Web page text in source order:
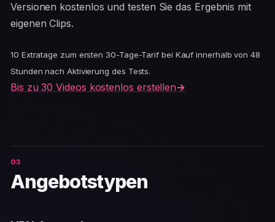
Versionen kostenlos und testen Sie das Ergebnis mit
eigenen Clips.
10 Extratage zum ersten 30-Tage-Tarif bei Kauf innerhalb von 48
Stunden nach Aktivierung des Tests.
Bis zu 30 Videos kostenlos erstellen→
Angebotstypen